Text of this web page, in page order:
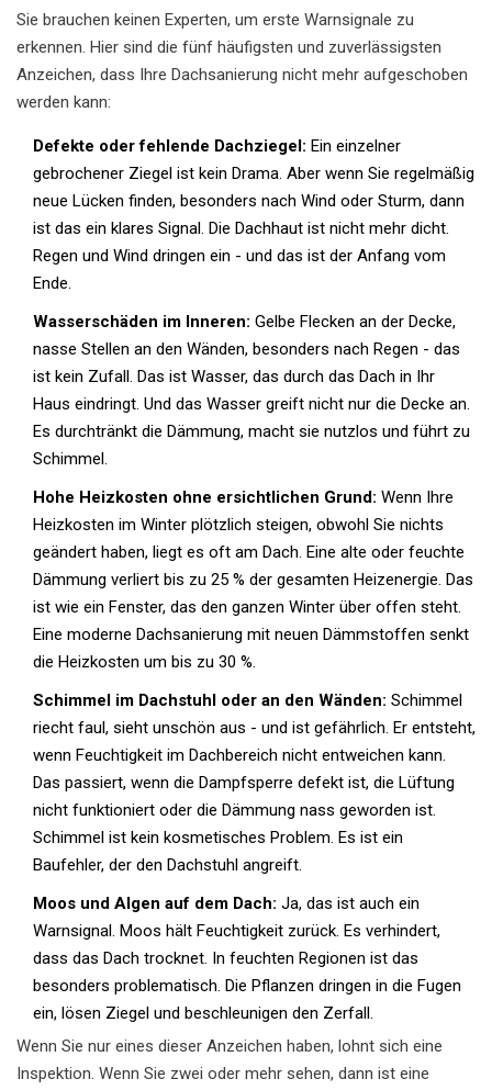
Sie brauchen keinen Experten, um erste Warnsignale zu
erkennen. Hier sind die fünf häufigsten und zuverlässigsten
Anzeichen, dass Ihre Dachsanierung nicht mehr aufgeschoben
werden kann:
Defekte oder fehlende Dachziegel: Ein einzelner
gebrochener Ziegel ist kein Drama. Aber wenn Sie regelmäßig
neue Lücken finden, besonders nach Wind oder Sturm, dann
ist das ein klares Signal. Die Dachhaut ist nicht mehr dicht.
Regen und Wind dringen ein - und das ist der Anfang vom
Ende.
Wasserschäden im Inneren: Gelbe Flecken an der Decke,
nasse Stellen an den Wänden, besonders nach Regen - das
ist kein Zufall. Das ist Wasser, das durch das Dach in Ihr
Haus eindringt. Und das Wasser greift nicht nur die Decke an.
Es durchtränkt die Dämmung, macht sie nutzlos und führt zu
Schimmel.
Hohe Heizkosten ohne ersichtlichen Grund: Wenn Ihre
Heizkosten im Winter plötzlich steigen, obwohl Sie nichts
geändert haben, liegt es oft am Dach. Eine alte oder feuchte
Dämmung verliert bis zu 25 % der gesamten Heizenergie. Das
ist wie ein Fenster, das den ganzen Winter über offen steht.
Eine moderne Dachsanierung mit neuen Dämmstoffen senkt
die Heizkosten um bis zu 30 %.
Schimmel im Dachstuhl oder an den Wänden: Schimmel
riecht faul, sieht unschön aus - und ist gefährlich. Er entsteht,
wenn Feuchtigkeit im Dachbereich nicht entweichen kann.
Das passiert, wenn die Dampfsperre defekt ist, die Lüftung
nicht funktioniert oder die Dämmung nass geworden ist.
Schimmel ist kein kosmetisches Problem. Es ist ein
Baufehler, der den Dachstuhl angreift.
Moos und Algen auf dem Dach: Ja, das ist auch ein
Warnsignal. Moos hält Feuchtigkeit zurück. Es verhindert,
dass das Dach trocknet. In feuchten Regionen ist das
besonders problematisch. Die Pflanzen dringen in die Fugen
ein, lösen Ziegel und beschleunigen den Zerfall.
Wenn Sie nur eines dieser Anzeichen haben, lohnt sich eine
Inspektion. Wenn Sie zwei oder mehr sehen, dann ist eine